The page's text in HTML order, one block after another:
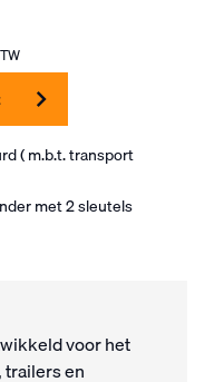
( m.b.t. transport
met 2 sleutels
voor het
en